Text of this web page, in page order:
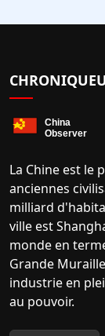
La Chine est le
anciennes
milliard
ville est
monde en
Grande
industrie en
au pouvoir.